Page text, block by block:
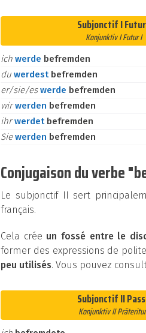
Subjonctif I
Konjunktiv I Futur I
ich werde befremden
du werdest befremden
er/sie/eswerde befremden
wirwerden befremden
ihrwerdet befremden
Siewerden befremden
Conjugaison du verbe
Le subjonctif II sert
français.
Cela crée un fossé entre le
former des expressions de
peu utilisés. Vous pouvez
Subjonctif II
Konjunktiv II